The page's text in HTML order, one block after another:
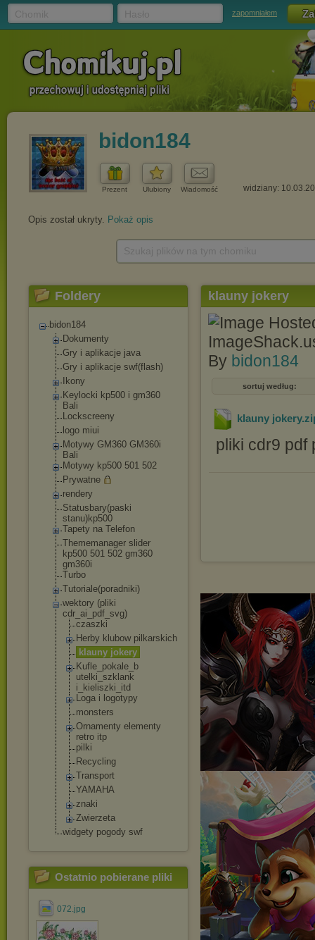
zapomniałem
bidon184
Prezent Ulubiony Wiadomość widziany:
Opis został ukryty. Pokaż opis
Foldery
bidon184
Dokumenty
Gry i aplikacje java
Gry i aplikacje swf(flash)
Ikony
Keylocki kp500 i gm360
Bali
Lockscreeny
logo miui
Motywy GM360 GM360i
Bali
Motywy kp500 501 502
Prywatne
rendery
Statusbary(paski
stanu)kp500
Tapety na Telefon
Thememanager slider
kp500 501 502 gm360
gm360i
Turbo
Tutoriale(poradni ki)
wektory (pliki
cdr_ai_pdf_svg)
czaszki
Herby klubow pilkarskich
klauny jokery
Kufle_pokale_b
utelki_szklank
i_kieliszki_itd
Loga i logotypy
monsters
Ornamenty elementy
retro itp
pilki
Recycling
Transport
YAMAHA
znaki
Zwierzeta
widgety pogody swf
Ostatnio pobierane pliki
072.jpg
klauny jokery
By bidon184
sortuj według:
klauny jokery
pliki cdr9 pdf